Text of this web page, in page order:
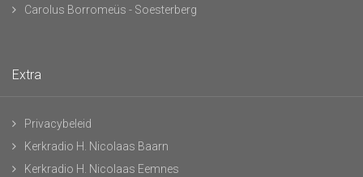
Carolus Borromeüs - Soesterberg
Extra
Privacybeleid
Kerkradio H. Nicolaas Baarn
Kerkradio H. Nicolaas Eemnes